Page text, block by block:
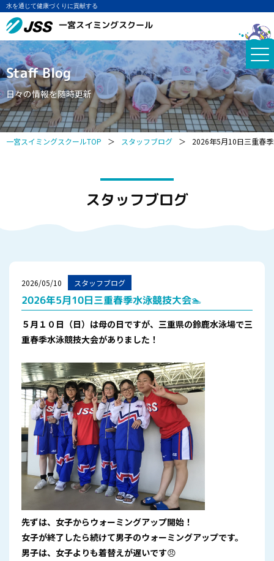
水を通じて健康づくりに貢献する
一宮スイミングスクール
Staff Blog
日々の情報を随時更新
一宮スイミングスクールTOP ＞ スタッフブログ ＞ 2026年5月10日三重春
スタッフブログ
2026/05/10 スタッフブログ
2026年5月10日三重春季水泳競技大会🏊
５月１０日（日）は母の日ですが、三重県の鈴鹿水泳場で三
重春季水泳競技大会がありました！
先ずは、女子からウォーミングアップ開始！
女子が終了したら続けて男子のウォーミングアップです。
男子は、女子よりも着替えが遅いです😠